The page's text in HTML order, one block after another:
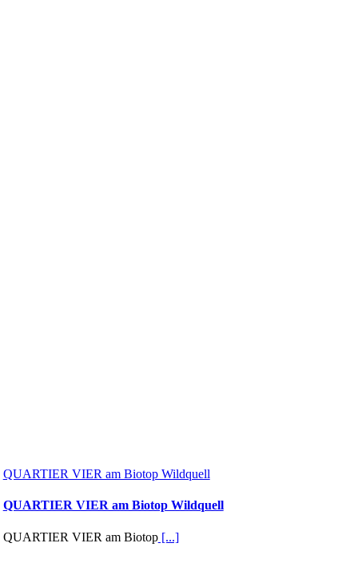
QUARTIER VIER am Biotop Wildquell
QUARTIER VIER am Biotop Wildquell
QUARTIER VIER am Biotop[...]